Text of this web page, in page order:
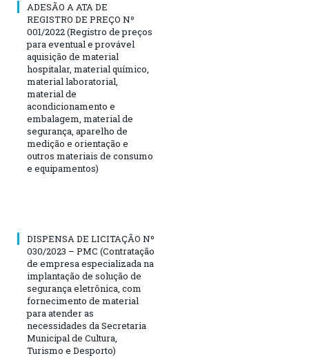
ADESÃO A ATA DE
REGISTRO DE PREÇO Nº
001/2022 (Registro de preços
para eventual e provável
aquisição de material
hospitalar, material químico,
material laboratorial,
material de
acondicionamento e
embalagem, material de
segurança, aparelho de
medição e orientação e
outros materiais de consumo
e equipamentos)
DISPENSA DE LICITAÇÃO Nº
030/2023 – PMC (Contratação
de empresa especializada na
implantação de solução de
segurança eletrônica, com
fornecimento de material
para atender as
necessidades da Secretaria
Municipal de Cultura,
Turismo e Desporto)